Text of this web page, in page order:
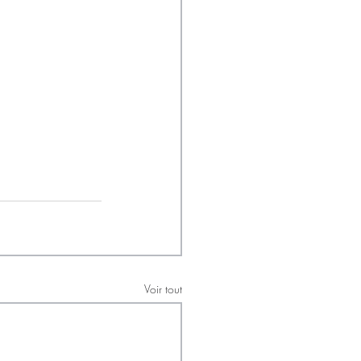
Voir tout